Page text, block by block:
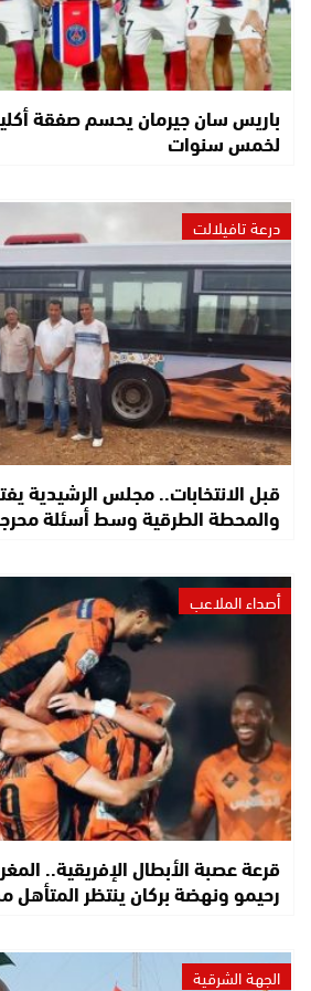
باريس سان جيرمان يحسم صفقة
لخمس سنوات
درعة تافيلالت
قبل الانتخابات.. مجلس الرشيدية
والمحطة الطرقية وسط أسئلة
أصداء الملاعب
قرعة عصبة الأبطال الإفريقية..
رحيمو ونهضة بركان ينتظر المتأهل
الجهة الشرقية